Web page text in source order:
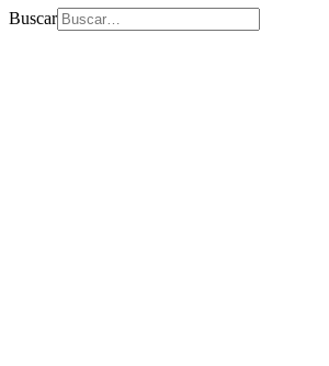
Buscar